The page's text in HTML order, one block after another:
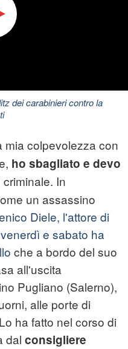
dei carabinieri contro la
mia colpevolezza con
ho sbagliato e devo
In
un assassino
Diele, l'attore di
e sabato ha
che a bordo del suo
all'uscita
Pugliano (Salerno),
alle porte di
ha fatto nel corso di
dal consigliere